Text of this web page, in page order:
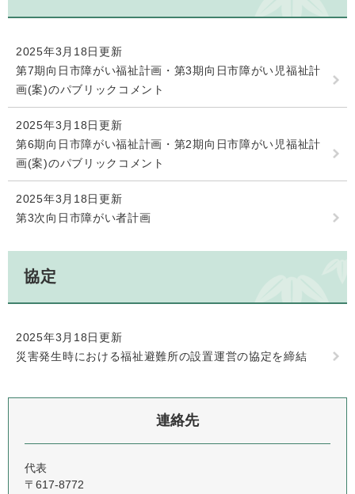
2025年3月18日更新
第7期向日市障がい福祉計画・第3期向日市障がい児福祉計
画(案)のパブリックコメント
2025年3月18日更新
第6期向日市障がい福祉計画・第2期向日市障がい児福祉計
画(案)のパブリックコメント
2025年3月18日更新
第3次向日市障がい者計画
協定
2025年3月18日更新
災害発生時における福祉避難所の設置運営の協定を締結
連絡先
代表
〒617-8772